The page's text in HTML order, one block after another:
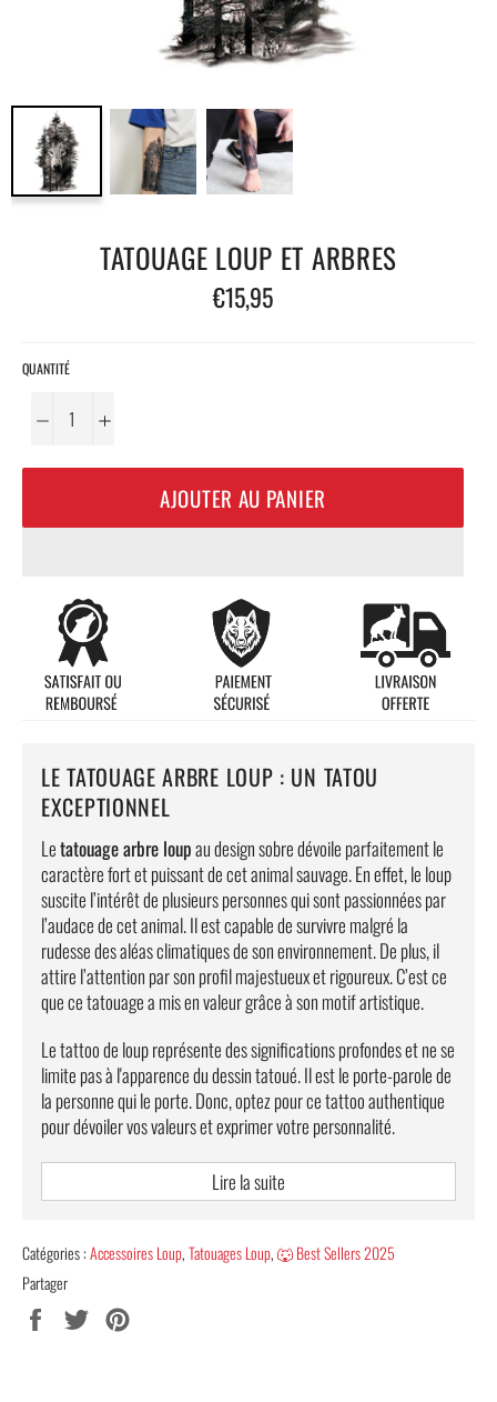
TATOUAGE LOUP ET ARBRES
Prix
régulier
€15,95
QUANTITÉ
− +
AJOUTER AU PANIER
LE TATOUAGE ARBRE LOUP : UN TATOU
EXCEPTIONNEL
Letatouage arbre loupau design sobre dévoile parfaitement le
caractère fort et puissant de cet animal sauvage. En effet, le loup
suscite l’intérêt de plusieurs personnes qui sont passionnées par
l’audace de cet animal. Il est capable de survivre malgré la
rudesse des aléas climatiques de son environnement. De plus, il
attire l’attention par son profil majestueux et rigoureux. C’est ce
que ce tatouage a mis en valeur grâce à son motif artistique.
Le tattoo de loup représente des significations profondes et ne se
limite pas à l'apparence du dessin tatoué. Il est le porte-parole de
la personne qui le porte. Donc, optez pour ce tattoo authentique
pour dévoiler vos valeurs et exprimer votre personnalité.
LE TATTOO DE LOUP : LE SYMBOLE D’UNE
HABILITÉ PARTICULIÈRE
Le loup symbolise plusieurs valeurs nobles comme : la loyauté, le
mystère, la sagesse, etc. Si vous considérez que vous partagez
ces mêmes caractères avec cet animal, alors ce
loupconstitue le meilleur moyen pour exprimer vos traits de
Lire la suite
Catégories :Accessoires Loup,Tatouages Loup,🐺 Best Sellers 2025
Partager
Partager Tweeter